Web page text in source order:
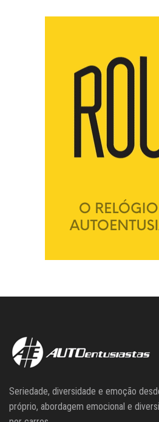
Seriedade, diversidade e emoção
próprio, abordagem emocional e